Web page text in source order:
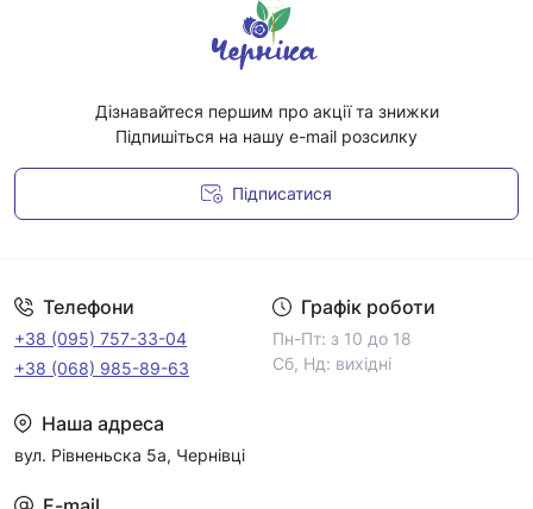
Дізнавайтеся першим про акції та знижки
Підпишіться на нашу e-mail розсилку
Підписатися
Телефони
+38 (095) 757-33-04
+38 (068) 985-89-63
Графік роботи
Пн-Пт: з 10 до 18
Сб, Нд: вихідні
Наша адреса
вул. Рівненьска 5а, Чернівці